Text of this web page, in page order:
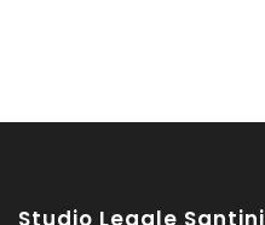
Studio Legale Santini